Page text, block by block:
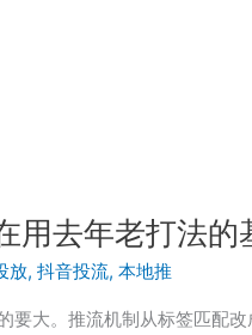
用去年老打法的
放,抖音投流,本地推
要大。推流机制从标签匹配